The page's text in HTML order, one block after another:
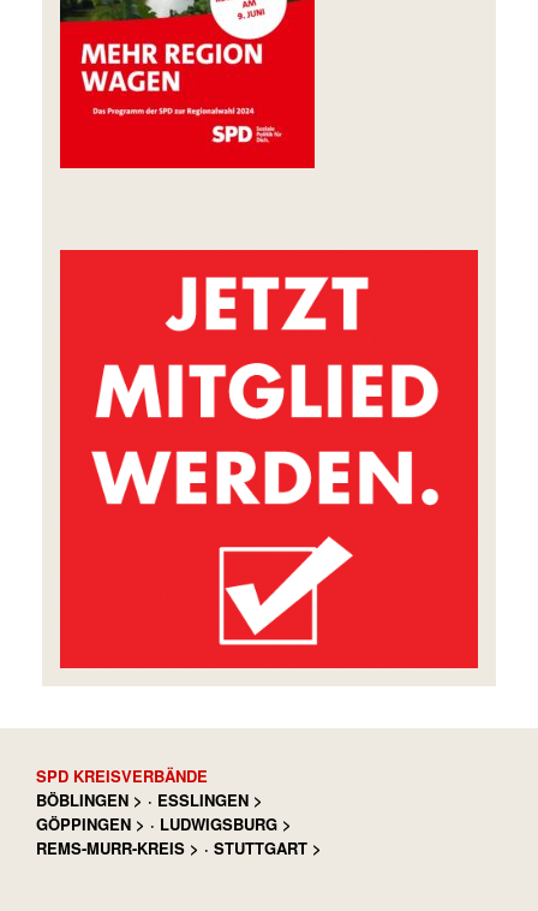
SPD KREISVERBÄNDE
BÖBLINGEN > · ESSLINGEN >
GÖPPINGEN > · LUDWIGSBURG >
REMS-MURR-KREIS > · STUTTGART >